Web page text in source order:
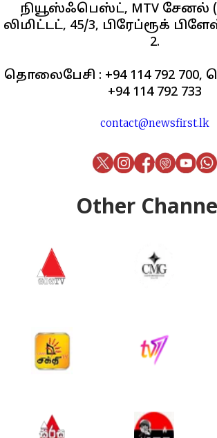
நியூஸ்ஃபெஸ்ட், MTV சேனல்
லிமிட்டட், 45/3, பிரேப்ரூக்
2.
தொலைபேசி : +94 114 792
+94 114 792 733
contact@newsfirst.lk
Other